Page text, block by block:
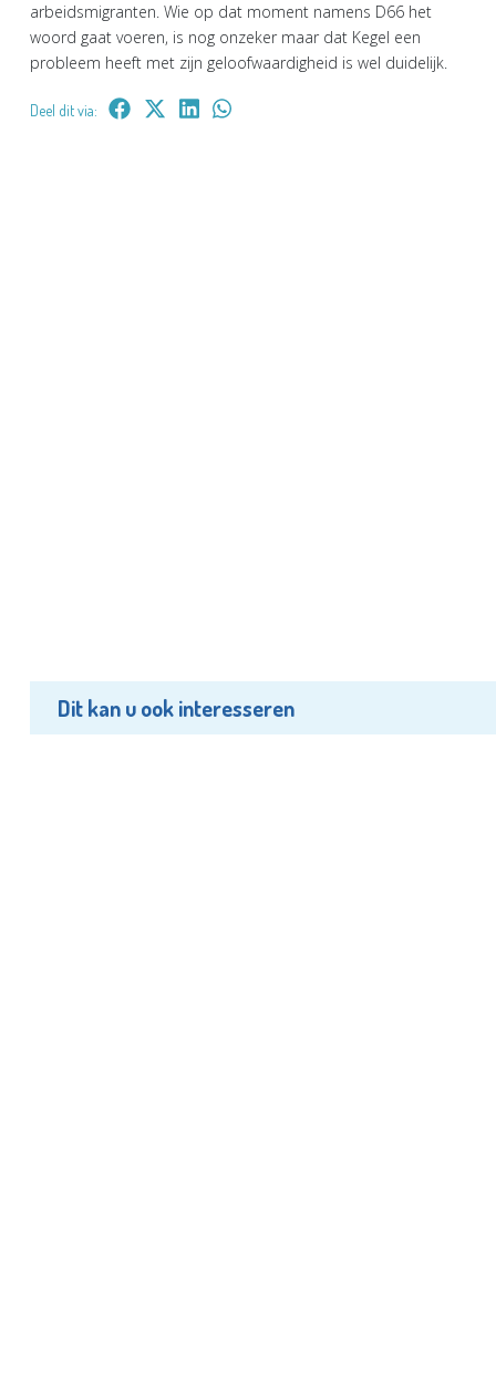
arbeidsmigranten. Wie op dat moment namens D66 het
woord gaat voeren, is nog onzeker maar dat Kegel een
probleem heeft met zijn geloofwaardigheid is wel duidelijk.
Deel dit via:
Dit kan u ook interesseren